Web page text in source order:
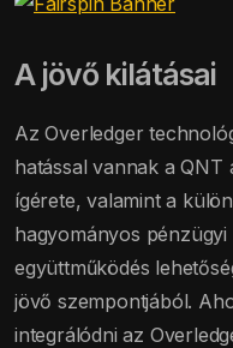
A jövő kilátásai
Az Overledger
hatással vannak a
ígérete, valamint a
hagyományos
együttműködés
jövő szempontjából.
integrálódni az